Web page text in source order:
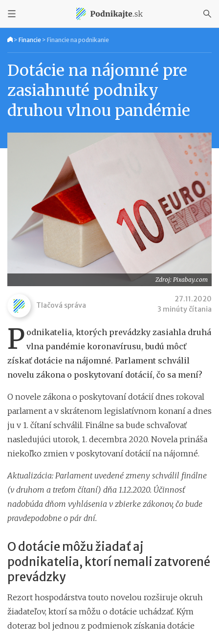
> Financie > Financie na podnikanie
Dotácie na nájomné pre
zasiahnuté podniky
druhou vlnou pandémie
Zdroj: Pixabay.com
Tlačová správa
27.11.2020
3 minúty čítania
P odnikatelia, ktorých prevádzky zasiahla druhá
vlna pandémie koronavírusu, budú môcť
získať dotácie na nájomné. Parlament schválil
novelu zákona o poskytovaní dotácií, čo sa mení?
O novele zákona o poskytovaní dotácií dnes rokoval
parlament a v skrátenom legislatívnom konaní a dnes
ju v 1. čítaní schválil. Finálne sa bude schvaľovať
nasledujúci utorok, 1. decembra 2020. Novela prináša
niekoľko zmien v poskytovaní dotácií na nájomné.
Aktualizácia: Parlament uvedené zmeny schválil finálne
(v druhom a treťom čítaní) dňa 1.12.2020. Účinnosť
nadobúda dňom vyhlásenia v zbierke zákonov, čo bude
pravdepodobne o pár dní.
O dotácie môžu žiadať aj
podnikatelia, ktorí nemali zatvorené
prevádzky
Rezort hospodárstva touto novelou rozširuje okruh
žiadateľov, ktorí sa môžu o dotácie uchádzať. Kým
doteraz bol jednou z podmienok získania dotácie